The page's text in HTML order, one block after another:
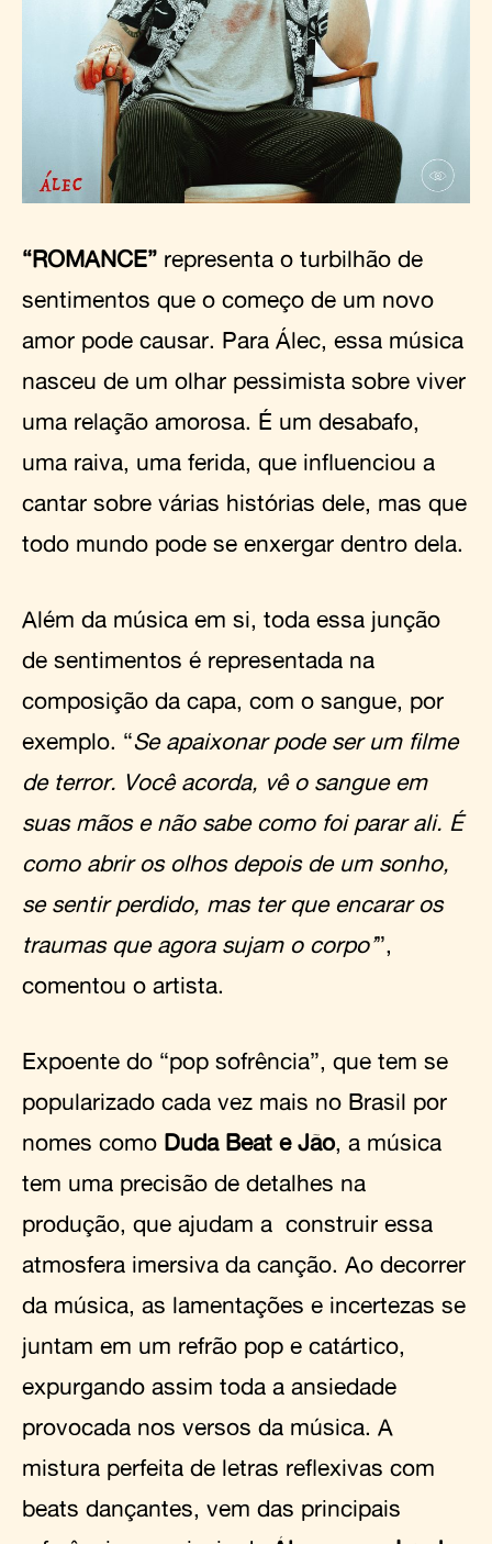
“ROMANCE” representa o turbilhão de
sentimentos que o começo de um novo
amor pode causar. Para Álec, essa música
nasceu de um olhar pessimista sobre viver
uma relação amorosa. É um desabafo,
uma raiva, uma ferida, que influenciou a
cantar sobre várias histórias dele, mas que
todo mundo pode se enxergar dentro dela.
Além da música em si, toda essa junção
de sentimentos é representada na
composição da capa, com o sangue, por
exemplo. “Se apaixonar pode ser um filme
de terror. Você acorda, vê o sangue em
suas mãos e não sabe como foi parar ali. É
como abrir os olhos depois de um sonho,
se sentir perdido, mas ter que encarar os
traumas que agora sujam o corpo’”,
comentou o artista.
Expoente do “pop sofrência”, que tem se
popularizado cada vez mais no Brasil por
nomes como Duda Beat e Jão, a música
tem uma precisão de detalhes na
produção, que ajudam a construir essa
atmosfera imersiva da canção. Ao decorrer
da música, as lamentações e incertezas se
juntam em um refrão pop e catártico,
expurgando assim toda a ansiedade
provocada nos versos da música. A
mistura perfeita de letras reflexivas com
beats dançantes, vem das principais